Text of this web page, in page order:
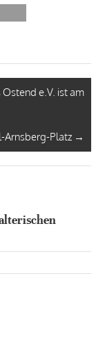
e.V. ist am
Arnsberg-Platz →